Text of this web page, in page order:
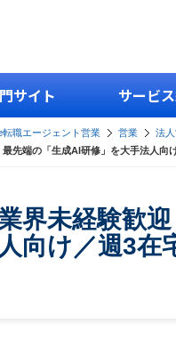
サイト サービ
転職エージェント営業 営業 法
最先端の「生成AI研修」を大手法人向
業界未経験歓
向け／週3在